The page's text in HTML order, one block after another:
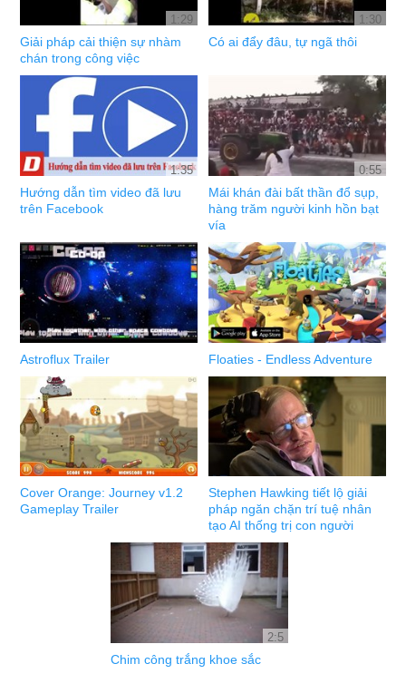
1:29
Giải pháp cải thiện sự nhàm
chán trong công việc
1:30
Có ai đẩy đâu, tự ngã thôi
1:35
Hướng dẫn tìm video đã lưu
trên Facebook
0:55
Mái khán đài bất thần đổ sụp,
hàng trăm người kinh hồn bạt
vía
Astroflux Trailer Floaties - Endless Adventure
Cover Orange: Journey v1.2
Gameplay Trailer
Stephen Hawking tiết lộ giải
pháp ngăn chặn trí tuệ nhân
tạo AI thống trị con người
2:5
Chim công trắng khoe sắc